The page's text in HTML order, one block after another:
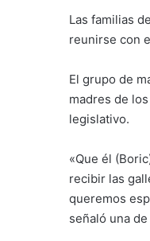
Las familias
reunirse con
El grupo de
madres de
legislativo.
«Que él
recibir las
queremos
señaló una